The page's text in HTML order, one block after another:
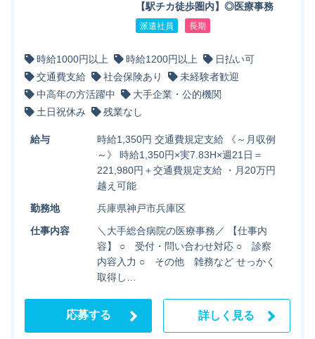
【駅チカ徒歩圏内】◎医療事務
派遣社員 長期
時給1000円以上 時給1200円以上
日払い可
交通費支給
社会保険あり
未経験者歓迎
中高年の方活躍中
大手企業・公的機関
土日祝休み
残業なし
給与
時給1,350円 交通費規定支給 《～月収例
～》 時給1,350円×実7.83H×週21日＝
221,980円＋交通費規定支給 ・月20万円
越え可能
勤務地
兵庫県神戸市兵庫区
仕事内容
＼大手総合病院の医療事務／ 【仕事内
容】 ○ 受付・問い合わせ対応 ○ 診察
内容入力 ○ その他 雑務など せっかく
取得し…
応募する 詳しく見る